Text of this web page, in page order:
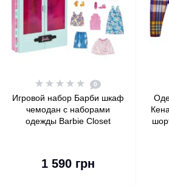
0
Игровой набор Барби шкаф
чемодан с наборами
одежды Barbie Closet
1 590 грн